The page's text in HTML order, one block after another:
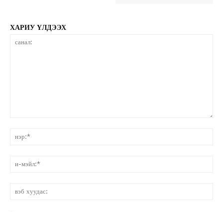
ХАРИУ ҮЛДЭЭХ